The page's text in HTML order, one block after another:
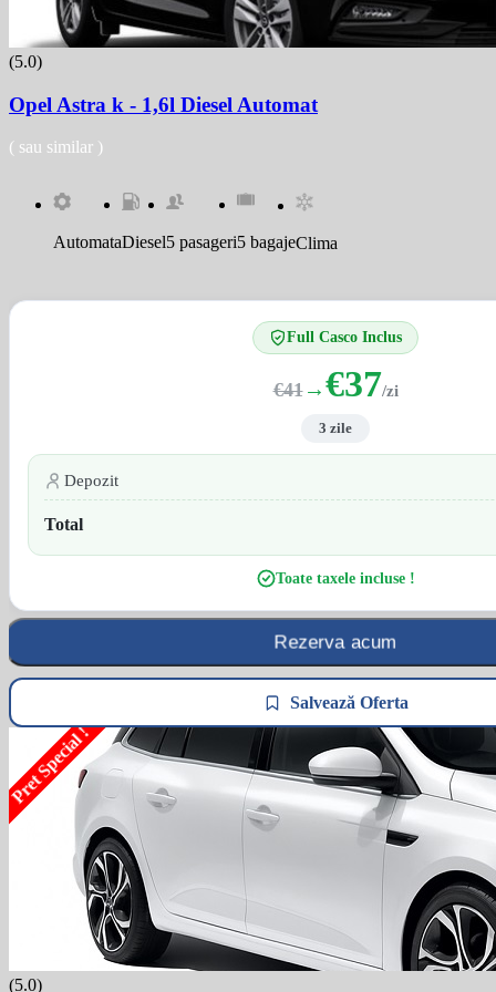
(5.0)
Opel Astra k - 1,6l Diesel Automat
( sau similar )
AutomataDiesel5 pasageri5 bagajeClima
Full Casco Inclus
€41→€37/zi
3 zile
Depozit
Total
Toate taxele incluse !
Rezerva acum
Salvează Oferta
Pret Special !
(5.0)